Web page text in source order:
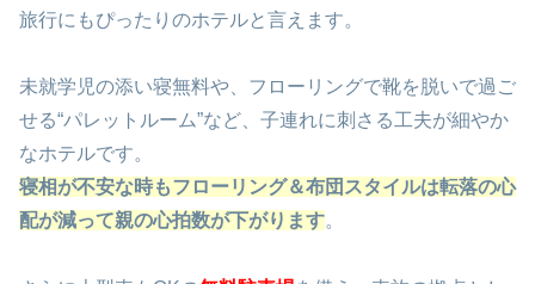
旅行にもぴったりのホテルと言えます。
未就学児の添い寝無料や、フローリングで靴を脱いで過ご
せる“パレットルーム”など、子連れに刺さる工夫が細やか
なホテルです。
寝相が不安な時もフローリング＆布団スタイルは転落の心
配が減って親の心拍数が下がります。